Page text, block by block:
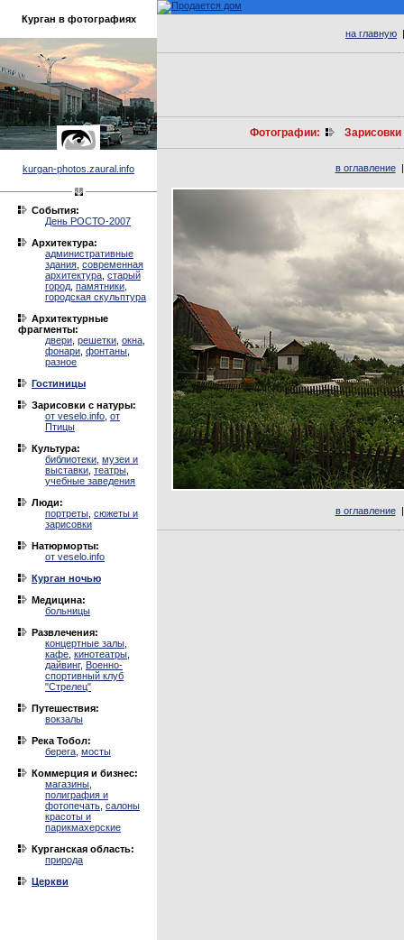
Курган в фотографиях
kurgan-photos.zaural.info
События:
День РОСТО-2007
Архитектура:
административные
здания современная
архитектура старый
город памятники,
городская скульптура
Архитектурные
фрагменты:
двери решетки окна
фонари фонтаны
разное
Гостиницы
Зарисовки с натуры:
от veselo.info от
Птицы
Культура:
библиотеки музеи и
выставки театры
учебные заведения
Люди:
портреты сюжеты и
зарисовки
Натюрморты:
от veselo.info
Курган ночью
Медицина:
больницы
Развлечения:
концертные залы
кафе кинотеатры
дайвинг, Военно-
спортивный клуб
"Стрелец"
Путешествия:
вокзалы
Река Тобол:
берега мосты
Коммерция и бизнес:
магазины
полиграфия и
фотопечать салоны
красоты и
парикмахерские
Курганская область:
природа
Церкви
на главную
Фотографии:
в оглавление
в оглавление